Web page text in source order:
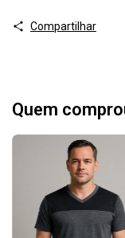
Compartilhar
Quem